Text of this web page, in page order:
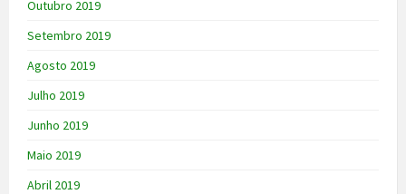
Outubro 2019
Setembro 2019
Agosto 2019
Julho 2019
Junho 2019
Maio 2019
Abril 2019